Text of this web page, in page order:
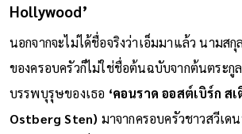
Hollywood’
นอกจากจะไม่ได้ชื่อจริงว่าเอ็มมาแล้ว นามสกุล
ของครอบครัวก็ไม่ใช่ชื่อต้นฉบับจากต้นตระกู
บรรพบุรุษของเธอ ‘คอนราด ออสต์เบิร์ก ส
Ostberg Sten) มาจากครอบครัวชาวสวีเ